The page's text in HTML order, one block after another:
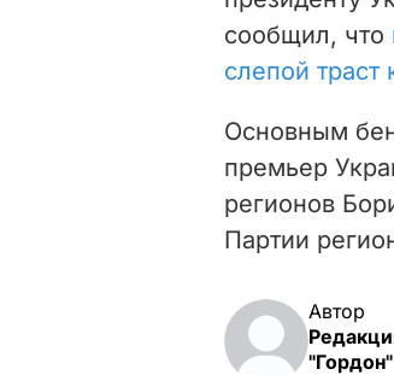
сообщил, что
слепой
Основным
премьер
регионов
Партии
Автор
"Гордон"